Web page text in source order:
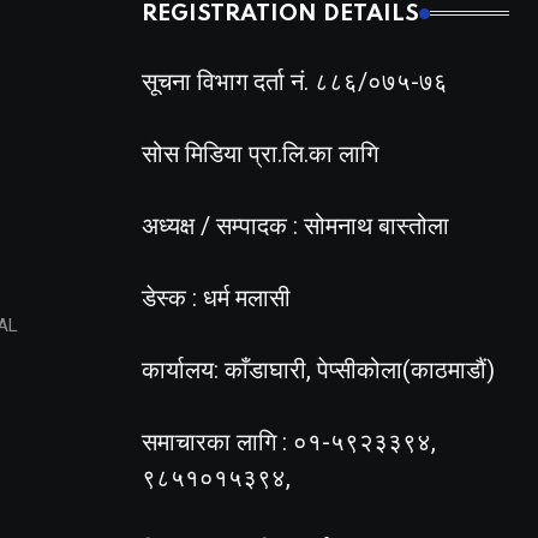
REGISTRATION DETAILS
सूचना विभाग दर्ता नं. ८८६/०७५-७६
सोस मिडिया प्रा.लि.का लागि
अध्यक्ष / सम्पादक : सोमनाथ बास्तोला
डेस्क : धर्म मलासी
कार्यालय: काँडाघारी, पेप्सीकोला(काठमाडौं)
समाचारका लागि : ०१-५९२३३९४,
९८५१०१५३९४,